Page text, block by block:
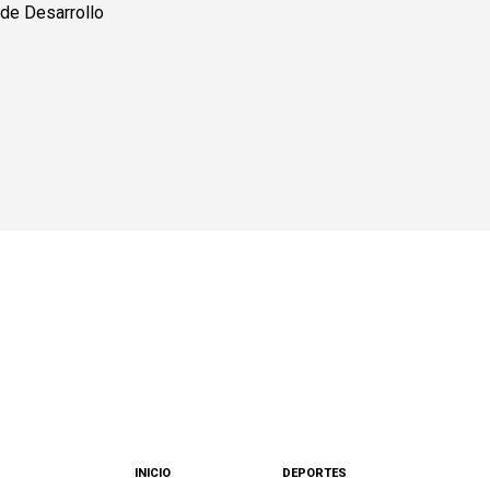
INICIO DEPORTES